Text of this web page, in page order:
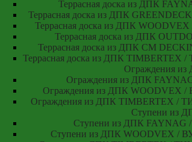
Террасная доска из ДПК
Террасная доска из ДПК
Террасная доска из ДПК
Террасная доска из ДПК
Террасная доска из ДПК CM
Террасная доска из ДПК
Ограждения
Ограждения из ДПК
Ограждения из ДПК
Ограждения из ДПК
Ступени из
Ступени из ДПК
Ступени из ДПК WOODVEX